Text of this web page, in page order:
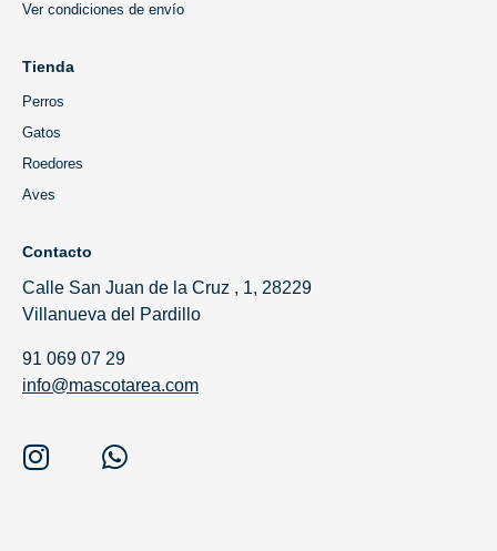
Ver condiciones de envío
Tienda
Perros
Gatos
Roedores
Aves
Contacto
Calle San Juan de la Cruz , 1, 28229
Villanueva del Pardillo
91 069 07 29
info@mascotarea.com